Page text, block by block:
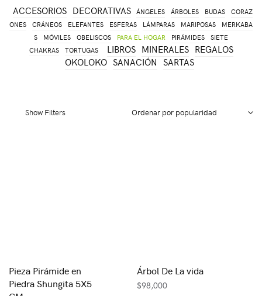
ACCESORIOS DECORATIVAS ÁNGELES ÁRBOLES BUDAS
CORAZ
ONES
CRÁNEOS ELEFANTES ESFERAS LÁMPARAS MARIPOSAS
MERKABA
S
MÓVILES OBELISCOS PARA EL HOGAR PIRÁMIDES
SIETE
CHAKRAS
TORTUGAS LIBROS MINERALES REGALOS
OKOLOKO SANACIÓN SARTAS
Show Filters
Pieza Pirámide en
Piedra Shungita 5X5
Árbol De La vida
$98,000